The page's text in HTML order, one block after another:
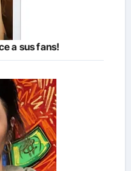
a sus fans!